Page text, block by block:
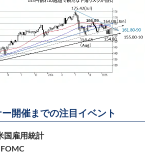
開催までの注目イベント
国雇用統計